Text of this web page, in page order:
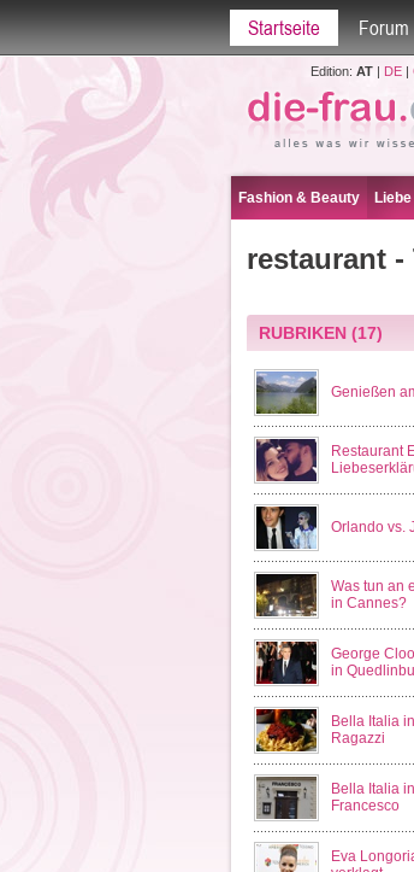
Startseite Forum
Edition: AT| DE|
Fashion & Beauty
restaurant -
RUBRIKEN(17)
Genießen
Restaurant
Orlando vs.
Was tun an
in Cannes?
George
in
Bella Italia
Ragazzi
Bella Italia
Francesco
Eva